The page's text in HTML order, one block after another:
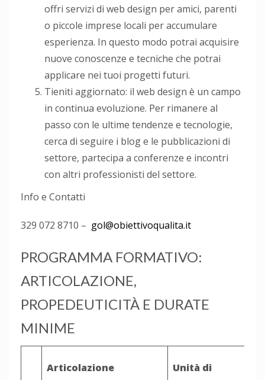
offri servizi di web design per amici, parenti
o piccole imprese locali per accumulare
esperienza. In questo modo potrai acquisire
nuove conoscenze e tecniche che potrai
applicare nei tuoi progetti futuri.
Tieniti aggiornato: il web design è un campo
in continua evoluzione. Per rimanere al
passo con le ultime tendenze e tecnologie,
cerca di seguire i blog e le pubblicazioni di
settore, partecipa a conferenze e incontri
con altri professionisti del settore.
Info e Contatti
329 072 8710 – gol@obiettivoqualita.it
PROGRAMMA FORMATIVO:
ARTICOLAZIONE,
PROPEDEUTICITÀ E DURATE
MINIME
Articolazione
Unità di